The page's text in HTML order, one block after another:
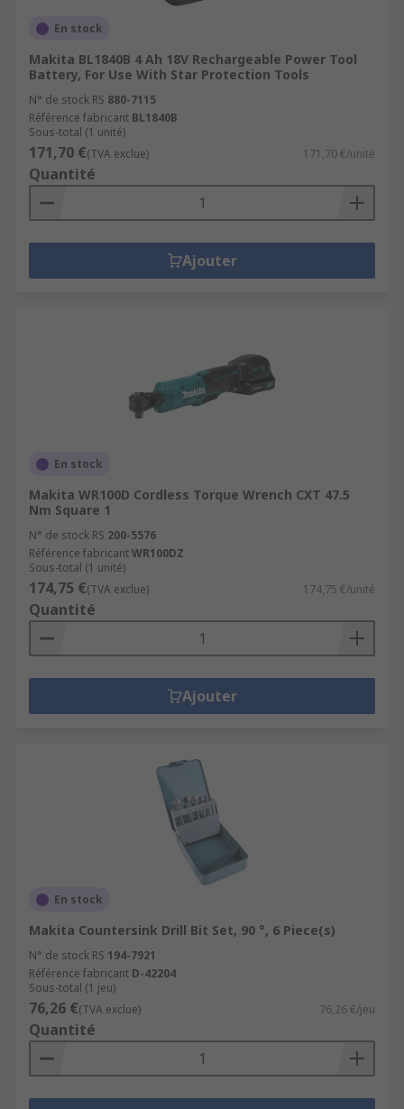
En stock
Makita BL1840B 4 Ah 18V Rechargeable Power Tool
Battery, For Use With Star Protection Tools
N° de stock RS 880-7115
Référence fabricant BL1840B
Sous-total (1 unité)
171,70 €(TVA exclue) 171,70 €/unité
Quantité
Ajouter
En stock
Makita WR100D Cordless Torque Wrench CXT 47.5
Nm Square 1
N° de stock RS 200-5576
Référence fabricantWR100DZ
Sous-total (1 unité)
174,75 €(TVA exclue) 174,75 €/unité
Quantité
Ajouter
En stock
Makita Countersink Drill Bit Set, 90 °, 6 Piece(s)
N° de stock RS 194-7921
Référence fabricant D-42204
Sous-total (1 jeu)
76,26 €(TVA exclue) 76,26 €/jeu
Quantité